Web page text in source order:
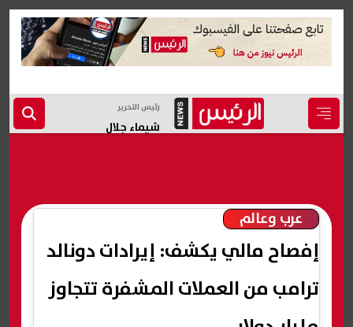
رئيس التحرير
شيماء جلال
عرب وعالم
إفصاح مالي يكشف: إيرادات دونالد
ترامب من العملات المشفرة تتجاوز